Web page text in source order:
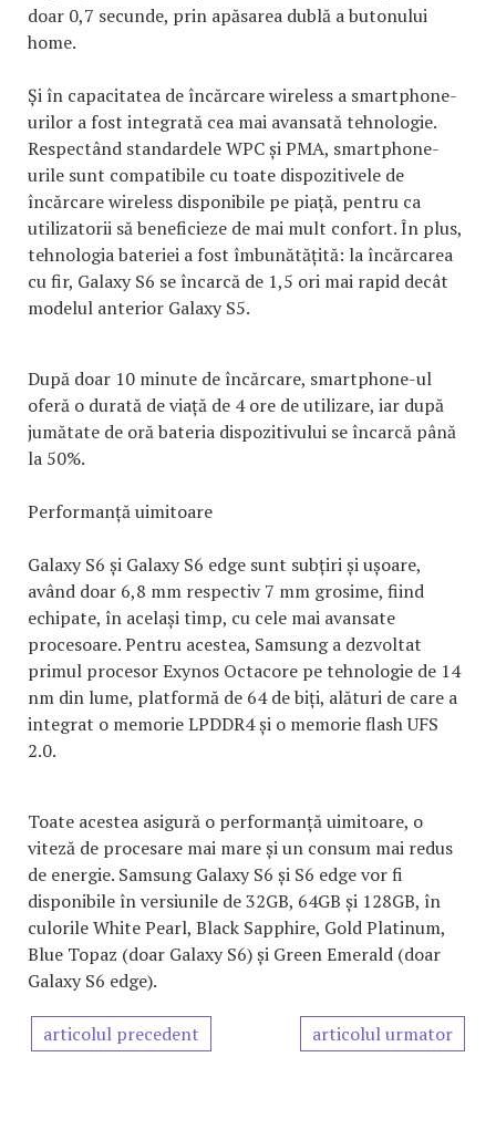
doar 0,7 secunde, prin apăsarea dublă a butonului
home.
Și în capacitatea de încărcare wireless a smartphone-
urilor a fost integrată cea mai avansată tehnologie.
Respectând standardele WPC și PMA, smartphone-
urile sunt compatibile cu toate dispozitivele de
încărcare wireless disponibile pe piață, pentru ca
utilizatorii să beneficieze de mai mult confort. În plus,
tehnologia bateriei a fost îmbunătățită: la încărcarea
cu fir, Galaxy S6 se încarcă de 1,5 ori mai rapid decât
modelul anterior Galaxy S5.
După doar 10 minute de încărcare, smartphone-ul
oferă o durată de viață de 4 ore de utilizare, iar după
jumătate de oră bateria dispozitivului se încarcă până
la 50%.
Performanță uimitoare
Galaxy S6 și Galaxy S6 edge sunt subțiri și ușoare,
având doar 6,8 mm respectiv 7 mm grosime, fiind
echipate, în același timp, cu cele mai avansate
procesoare. Pentru acestea, Samsung a dezvoltat
primul procesor Exynos Octacore pe tehnologie de 14
nm din lume, platformă de 64 de biți, alături de care a
integrat o memorie LPDDR4 și o memorie flash UFS
2.0.
Toate acestea asigură o performanță uimitoare, o
viteză de procesare mai mare și un consum mai redus
de energie. Samsung Galaxy S6 și S6 edge vor fi
disponibile în versiunile de 32GB, 64GB și 128GB, în
culorile White Pearl, Black Sapphire, Gold Platinum,
Blue Topaz (doar Galaxy S6) și Green Emerald (doar
Galaxy S6 edge).
articolul precedent articolul urmator